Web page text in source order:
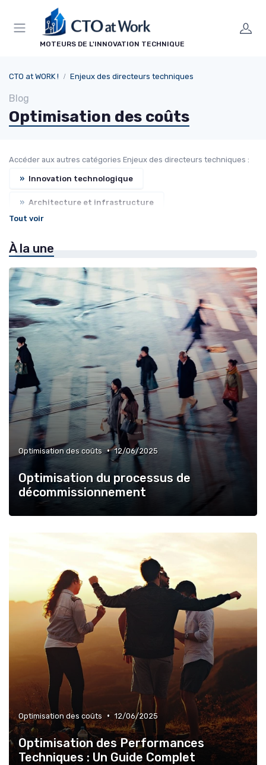
MOTEURS DE L'INNOVATION TECHNIQUE
CTO at WORK ! Enjeux des directeurs techniques
Blog
Optimisation des coûts
Accéder aux autres catégories Enjeux des directeurs techniques :
» Innovation technologique
» Architecture et infrastructure
» Stratégie technologique
» Transformation digitale
» Intégration et compatibilité
» Veille technologique
» Conformité réglementaire
» Agilité et adaptabilité
Tout voir
À la une
Optimisation des coûts • 12/06/2025
Optimisation du processus de
décommissionnement
Optimisation des coûts • 12/06/2025
Optimisation des Performances
Techniques : Un Guide Complet
Panneau de gestion des cookies